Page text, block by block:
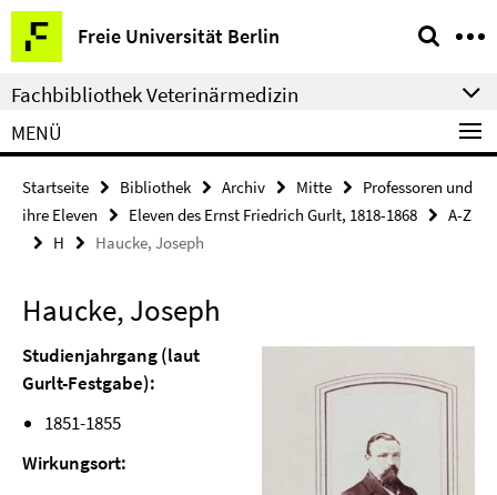
Springe
direkt
zu
Inhalt
Freie Universität Berlin
Service-
Navigation
Fachbibliothek Veterinärmedizin
MENÜ
Startseite Bibliothek Archiv Mitte
Professoren und
ihre Eleven
Eleven des Ernst Friedrich Gurlt, 1818-1868
A-Z
H
Haucke, Joseph
Haucke, Joseph
Studienjahrgang (laut
Gurlt-Festgabe):
1851-1855
Wirkungsort: